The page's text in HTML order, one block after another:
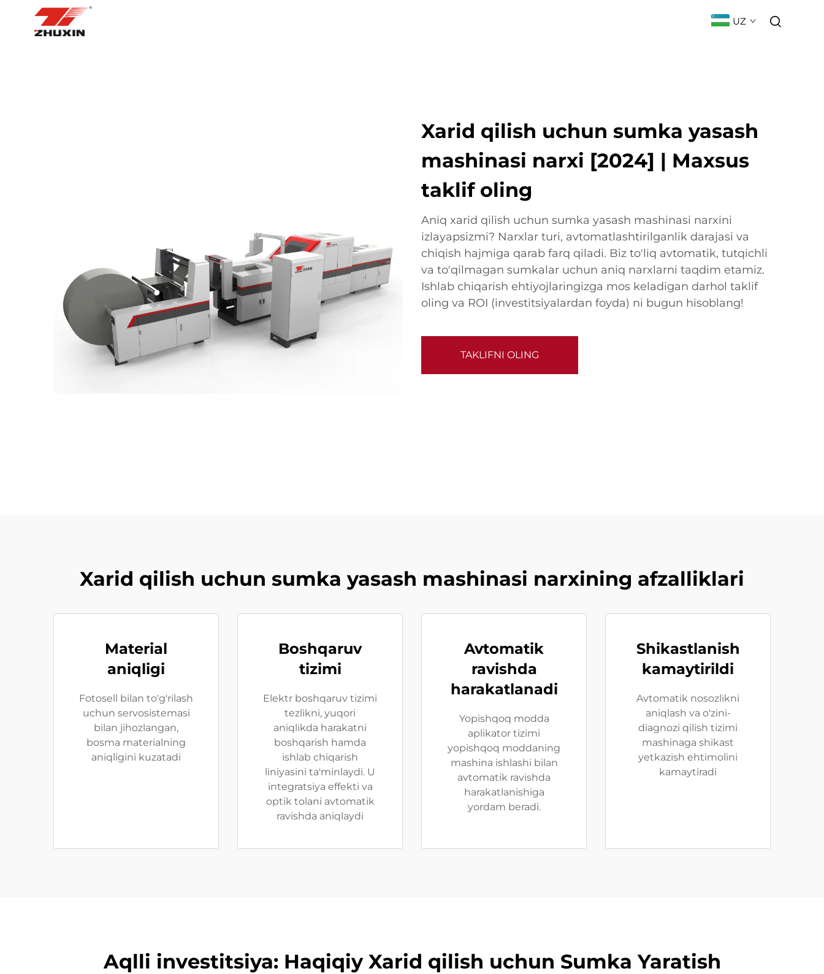
UZ
Xarid qilish uchun sumka yasash
mashinasi narxi [2024] | Maxsus
taklif oling
Aniq xarid qilish uchun sumka yasash mashinasi narxini
izlayapsizmi? Narxlar turi, avtomatlashtirilganlik darajasi va
chiqish hajmiga qarab farq qiladi. Biz to'liq avtomatik, tutqichli
va to'qilmagan sumkalar uchun aniq narxlarni taqdim etamiz.
Ishlab chiqarish ehtiyojlaringizga mos keladigan darhol taklif
oling va ROI (investitsiyalardan foyda) ni bugun hisoblang!
TAKLIFNI OLING
Xarid qilish uchun sumka yasash mashinasi narxining afzalliklari
Material
aniqligi
Fotosell bilan to'g'rilash
uchun servosistemasi
bilan jihozlangan,
bosma materialning
aniqligini kuzatadi
Boshqaruv
tizimi
Elektr boshqaruv tizimi
tezlikni, yuqori
aniqlikda harakatni
boshqarish hamda
ishlab chiqarish
liniyasini ta'minlaydi. U
integratsiya effekti va
optik tolani avtomatik
ravishda aniqlaydi
Avtomatik
ravishda
harakatlanadi
Yopishqoq modda
aplikator tizimi
yopishqoq moddaning
mashina ishlashi bilan
avtomatik ravishda
harakatlanishiga
yordam beradi.
Shikastlanish
kamaytirildi
Avtomatik nosozlikni
aniqlash va o'zini-
diagnozi qilish tizimi
mashinaga shikast
yetkazish ehtimolini
kamaytiradi
Aqlli investitsiya: Haqiqiy Xarid qilish uchun Sumka Yaratish